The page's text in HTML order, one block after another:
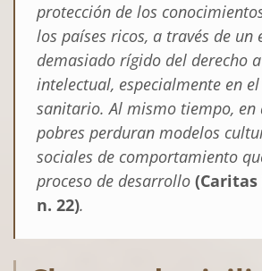
protección de los
los países ricos, a través de un
demasiado rígido del derecho
intelectual, especialmente en
sanitario. Al mismo tiempo, en
pobres perduran modelos
sociales de comportamiento
proceso de desarrollo
n. 22).